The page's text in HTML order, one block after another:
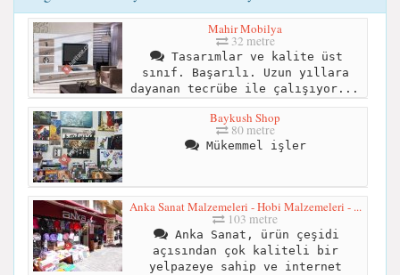
Mahir Mobilya
32 metre
Tasarımlar ve kalite üst
sınıf. Başarılı. Uzun yıllara
dayanan tecrübe ile çalışıyor...
Baykush Shop
80 metre
Mükemmel işler
Anka Sanat Malzemeleri - Hobi Malzemeleri - ...
103 metre
Anka Sanat, ürün çeşidi
açısından çok kaliteli bir
yelpazeye sahip ve internet